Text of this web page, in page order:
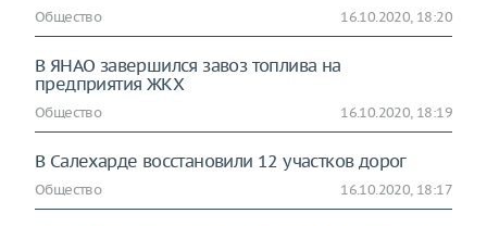
Общество 16.10.2020, 18:20
В ЯНАО завершился завоз топлива на
предприятия ЖКХ
Общество 16.10.2020, 18:19
В Салехарде восстановили 12 участков дорог
Общество 16.10.2020, 18:17